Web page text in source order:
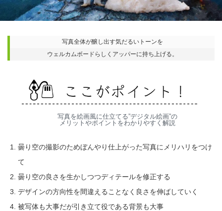
写真全体が醸し出す気だるいトーンを
ウェルカムボードらしくアッパーに持ち上げる。
写真を絵画風に仕立てる”デジタル絵画”の
メリットやポイントをわかりやすく解説
曇り空の撮影のためぼんやり仕上がった写真にメリハリをつけ
て
曇り空の良さを生かしつつディテールを修正する
デザインの方向性を間違えることなく良さを伸ばしていく
被写体も大事だが引き立て役である背景も大事